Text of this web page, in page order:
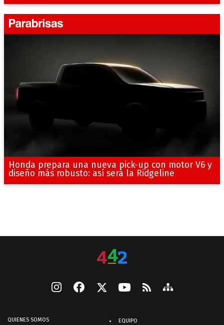
Honda prepara una nueva pick-up con motor V6 y
diseño más robusto: así será la Ridgeline
QUIENES SOMOS EQUIPO